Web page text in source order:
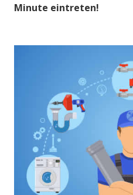
Minute eintreten!